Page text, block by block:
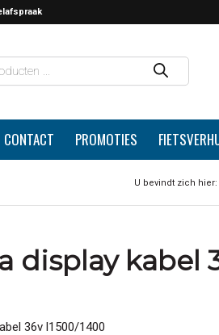
CONTACT PROMOTIES
U bevindt zich hier:
display kabel
36v l1500/1400